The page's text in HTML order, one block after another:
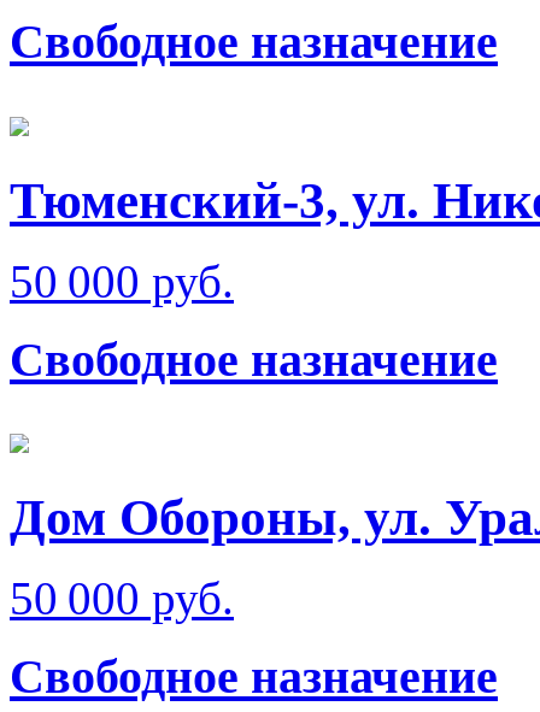
Свободное назначение
Тюменский-3, ул.
50 000 руб.
Свободное назначение
Дом Обороны, ул.
50 000 руб.
Свободное назначение